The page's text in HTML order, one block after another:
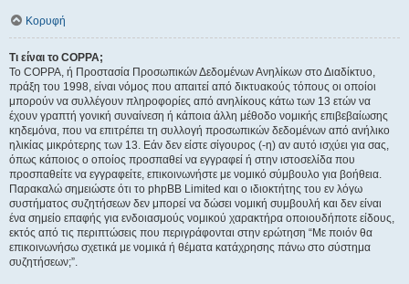
Κορυφή
Τι είναι το COPPA;
Το COPPA, ή Προστασία Προσωπικών Δεδομένων Ανηλίκων στο Διαδίκτυο,
πράξη του 1998, είναι νόμος που απαιτεί από δικτυακούς τόπους οι οποίοι
μπορούν να συλλέγουν πληροφορίες από ανηλίκους κάτω των 13 ετών να
έχουν γραπτή γονική συναίνεση ή κάποια άλλη μέθοδο νομικής επιβεβαίωσης
κηδεμόνα, που να επιτρέπει τη συλλογή προσωπικών δεδομένων από ανήλικο
ηλικίας μικρότερης των 13. Εάν δεν είστε σίγουρος (-η) αν αυτό ισχύει για σας,
όπως κάποιος ο οποίος προσπαθεί να εγγραφεί ή στην ιστοσελίδα που
προσπαθείτε να εγγραφείτε, επικοινωνήστε με νομικό σύμβουλο για βοήθεια.
Παρακαλώ σημειώστε ότι το phpBB Limited και ο ιδιοκτήτης του εν λόγω
συστήματος συζητήσεων δεν μπορεί να δώσει νομική συμβουλή και δεν είναι
ένα σημείο επαφής για ενδοιασμούς νομικού χαρακτήρα οποιουδήποτε είδους,
εκτός από τις περιπτώσεις που περιγράφονται στην ερώτηση “Με ποιόν θα
επικοινωνήσω σχετικά με νομικά ή θέματα κατάχρησης πάνω στο σύστημα
συζητήσεων;”.